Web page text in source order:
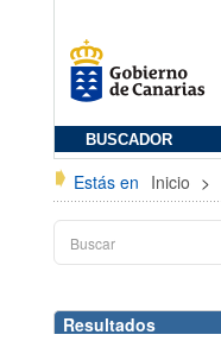
BUSCADOR
Estás en Inicio >
Resultados